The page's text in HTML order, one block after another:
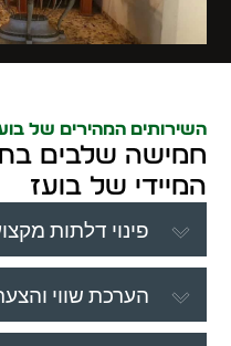
השירותים המהירים של
חמישה שלבים
המיידי של בועז
פינוי דלתות
הערכת שווי